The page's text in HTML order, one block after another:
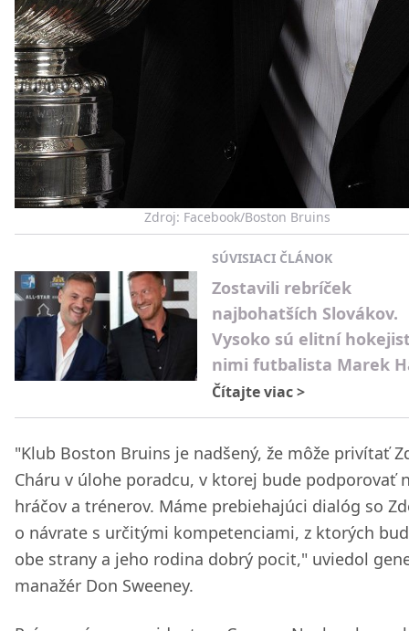
Zdroj: Facebook/Boston Bruins
SÚVISIACI ČLÁNOK
Zostavili rebríček
najbohatších Slovákov.
Vysoko sú elitní
nimi futbalista Marek
Čítajte viac>
"Klub Boston Bruins je nadšený, že môže privítať
Cháru v úlohe poradcu, v ktorej bude podporovať
hráčov a trénerov. Máme prebiehajúci dialóg so
o návrate s určitými kompetenciami, z ktorých
obe strany a jeho rodina dobrý pocit," uviedol
manažér Don Sweeney.